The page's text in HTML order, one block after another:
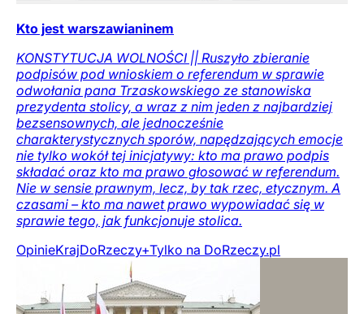
Kto jest warszawianinem
KONSTYTUCJA WOLNOŚCI || Ruszyło zbieranie
podpisów pod wnioskiem o referendum w sprawie
odwołania pana Trzaskowskiego ze stanowiska
prezydenta stolicy, a wraz z nim jeden z najbardziej
bezsensownych, ale jednocześnie
charakterystycznych sporów, napędzających emocje
nie tylko wokół tej inicjatywy: kto ma prawo podpis
składać oraz kto ma prawo głosować w referendum.
Nie w sensie prawnym, lecz, by tak rzec, etycznym. A
czasami – kto ma nawet prawo wypowiadać się w
sprawie tego, jak funkcjonuje stolica.
OpinieKrajDoRzeczy+Tylko na DoRzeczy.pl